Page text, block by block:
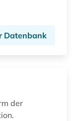
frauen- und geschlechterforschung (1)
Datenbank
der